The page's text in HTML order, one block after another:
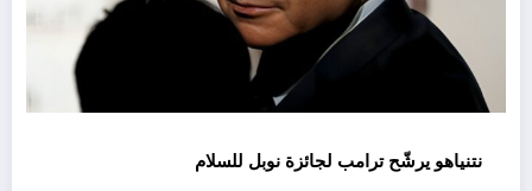
نتنياهو يرشّح ترامب لجائزة نوبل للسلام